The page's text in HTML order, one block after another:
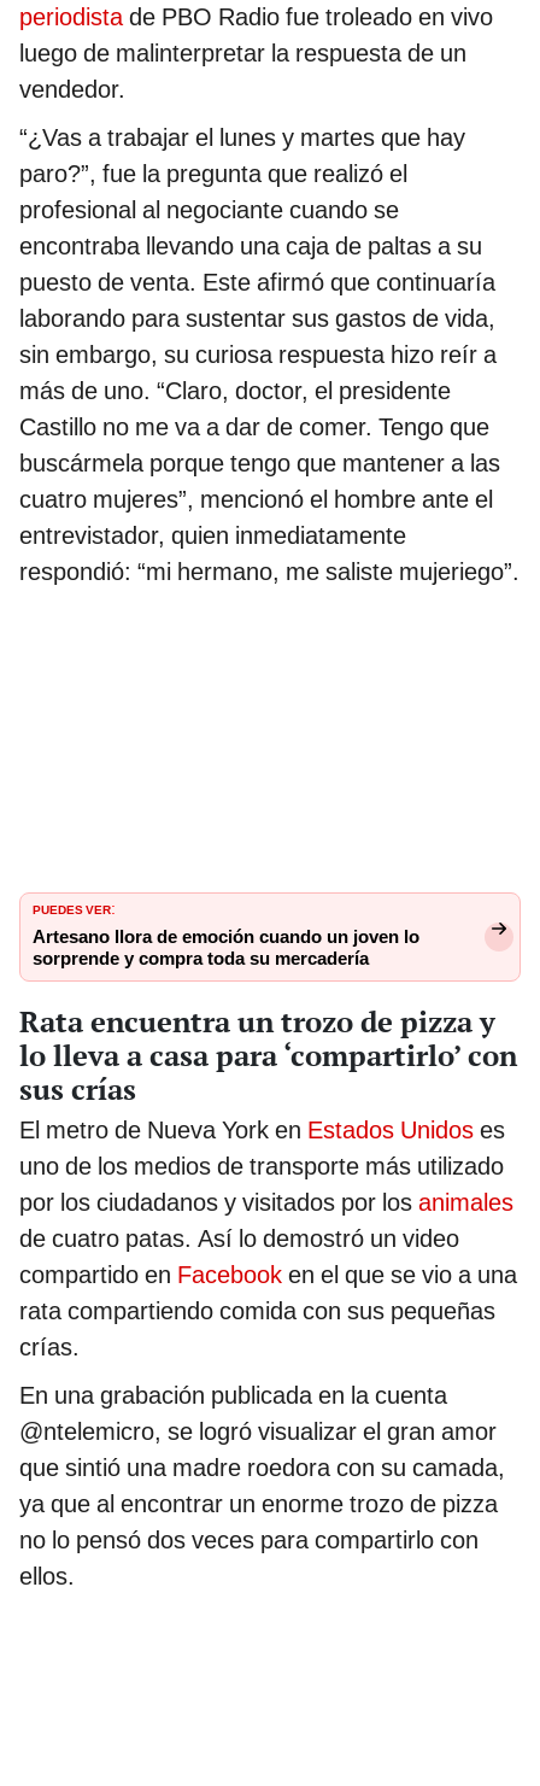
periodista de PBO Radio fue troleado en vivo
luego de malinterpretar la respuesta de un
vendedor.
“¿Vas a trabajar el lunes y martes que hay
paro?”, fue la pregunta que realizó el
profesional al negociante cuando se
encontraba llevando una caja de paltas a su
puesto de venta. Este afirmó que continuaría
laborando para sustentar sus gastos de vida,
sin embargo, su curiosa respuesta hizo reír a
más de uno. “Claro, doctor, el presidente
Castillo no me va a dar de comer. Tengo que
buscármela porque tengo que mantener a las
cuatro mujeres”, mencionó el hombre ante el
entrevistador, quien inmediatamente
respondió: “mi hermano, me saliste mujeriego”.
PUEDES VER:
Artesano llora de emoción cuando un joven lo
sorprende y compra toda su mercadería
Rata encuentra un trozo de pizza y
lo lleva a casa para ‘compartirlo’ con
sus crías
El metro de Nueva York en Estados Unidos es
uno de los medios de transporte más utilizado
por los ciudadanos y visitados por los animales
de cuatro patas. Así lo demostró un video
compartido en Facebook en el que se vio a una
rata compartiendo comida con sus pequeñas
crías.
En una grabación publicada en la cuenta
@ntelemicro, se logró visualizar el gran amor
que sintió una madre roedora con su camada,
ya que al encontrar un enorme trozo de pizza
no lo pensó dos veces para compartirlo con
ellos.